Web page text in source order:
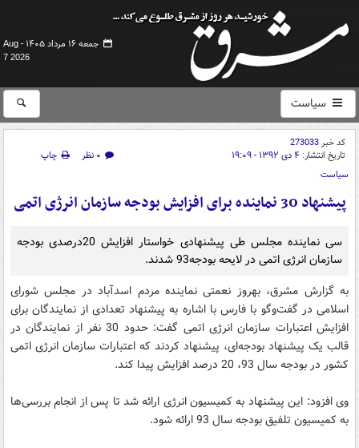
جمعه ۱۶ مرداد ۱۴۰۵ -
Aug
7 2026
سیاست
کد خبر273033
تاریخ انتشار: ۴ دی ۱۳۹۲ - ۱۹:۰۹ ۰ نظر
چاپ
سیاست
پیشنهاد 30 نماینده برای افزایش بودجه سازمان انرژی اتمی
سی نماینده مجلس طی پیشنهادی خواستار افزایش 20درصدی بودجه
سازمان انرژی اتمی در لایحه بودجه93 شدند.
به گزارش مشرق، بهروز نعمتی نماینده مردم اسدآباد در مجلس شورای
اسلامی در گفت‌وگو با فارس با اشاره به پیشنهاد تعدادی از نمایندگان برای
افزایش اعتبارات سازمان انرژی اتمی گفت: حدود 30 نفر از نمایندگان در
قالب یک پیشنهاد بودجه‌ای، پیشنهاد کردند که اعتبارات سازمان انرژی اتمی
کشور در بودجه سال 93، 20 درصد افزایش پیدا کند.
وی افزود: این پیشنهاد به کمیسیون انرژی ارائه شد تا پس از انجام بررسی‌ها
به کمیسیون تلفیق بودجه سال 93 ارائه شود.